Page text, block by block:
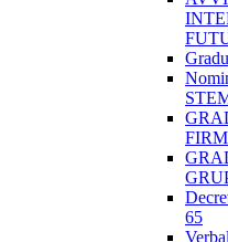
65